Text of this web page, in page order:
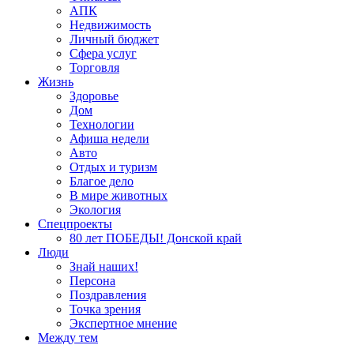
АПК
Недвижимость
Личный бюджет
Сфера услуг
Торговля
Жизнь
Здоровье
Дом
Технологии
Афиша недели
Авто
Отдых и туризм
Благое дело
В мире животных
Экология
Спецпроекты
80 лет ПОБЕДЫ! Донской край
Люди
Знай наших!
Персона
Поздравления
Точка зрения
Экспертное мнение
Между тем